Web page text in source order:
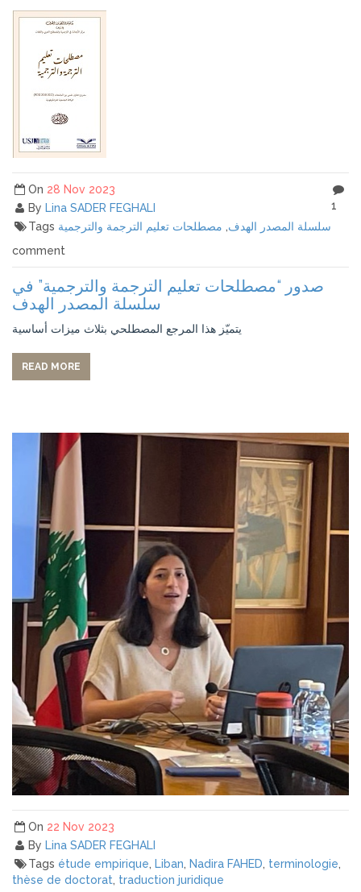
On 28 Nov 2023
By Lina SADER FEGHALI
Tags
سلسلة المصدر الهدف, مصطلحات تعليم الترجمة والترجمية
1
comment
صدور “مصطلحات تعليم الترجمة والترجمية” في
سلسلة المصدر الهدف
يتميّز هذا المرجع المصطلحي بثلاث ميزات أساسية
READ MORE
On 22 Nov 2023
By Lina SADER FEGHALI
Tags étude empirique, Liban, Nadira FAHED, terminologie,
thèse de doctorat, traduction juridique